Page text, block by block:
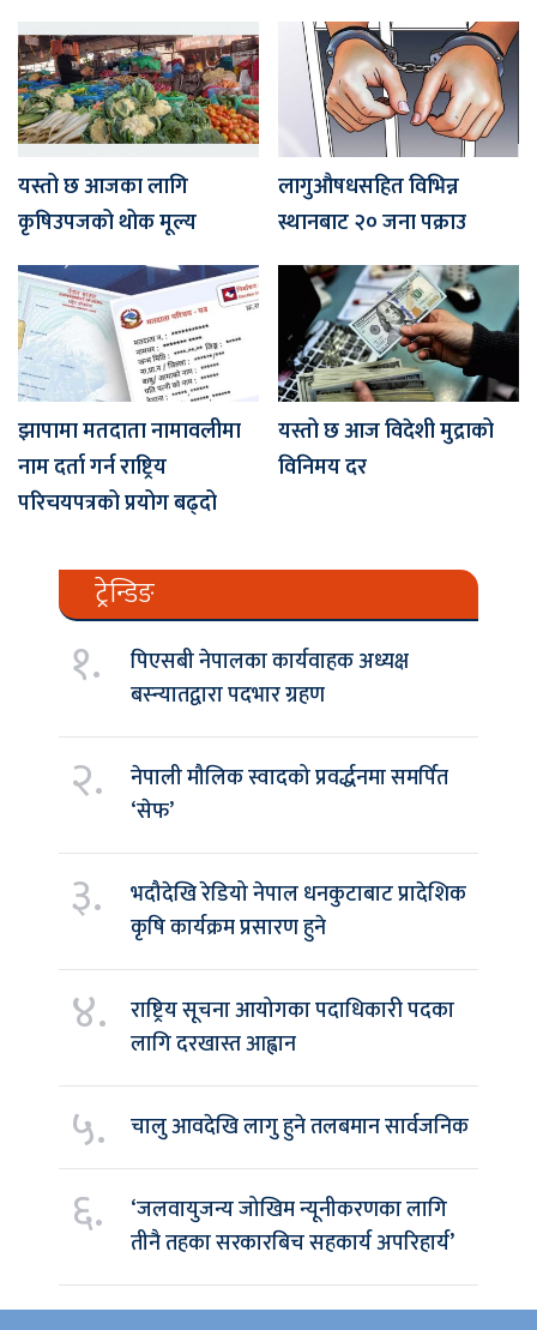
यस्तो छ आजका लागि
कृषिउपजको थोक मूल्य
लागुऔषधसहित विभिन्न
स्थानबाट २० जना पक्राउ
झापामा मतदाता नामावलीमा
नाम दर्ता गर्न राष्ट्रिय
परिचयपत्रको प्रयोग बढ्दो
यस्तो छ आज विदेशी मुद्राको
विनिमय दर
ट्रेन्डिङ
१.
पिएसबी नेपालका कार्यवाहक अध्यक्ष
बस्न्यातद्वारा पदभार ग्रहण
२.
नेपाली मौलिक स्वादको प्रवर्द्धनमा समर्पित
‘सेफ’
३.
भदौदेखि रेडियो नेपाल धनकुटाबाट प्रादेशिक
कृषि कार्यक्रम प्रसारण हुने
४.
राष्ट्रिय सूचना आयोगका पदाधिकारी पदका
लागि दरखास्त आह्वान
५. चालु आवदेखि लागु हुने तलबमान सार्वजनिक
६.
‘जलवायुजन्य जोखिम न्यूनीकरणका लागि
तीनै तहका सरकारबिच सहकार्य अपरिहार्य’